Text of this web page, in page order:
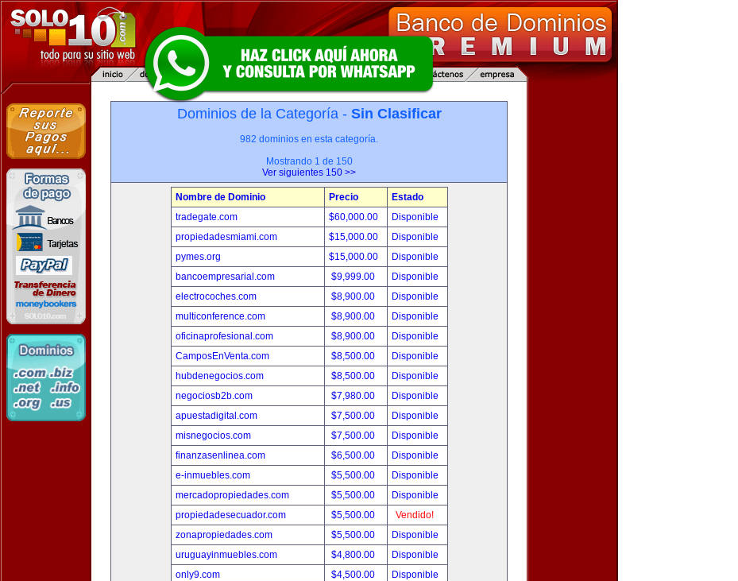
Dominios de la Categoría - Sin Clasificar
982 dominios en esta categoría.
Mostrando 1 de 150
Ver siguientes 150 >>
Nombre de Dominio Precio
Estado
tradegate.com
$60,000.00
Disponible
propiedadesmiami.com
$15,000.00
Disponible
pymes.org
$15,000.00
Disponible
bancoempresarial.com
$9,999.00
Disponible
electrocoches.com
$8,900.00
Disponible
multiconference.com
$8,900.00
Disponible
oficinaprofesional.com
$8,900.00
Disponible
CamposEnVenta.com
$8,500.00
Disponible
hubdenegocios.com
$8,500.00
Disponible
negociosb2b.com
$7,980.00
Disponible
apuestadigital.com
$7,500.00
Disponible
misnegocios.com
$7,500.00
Disponible
finanzasenlinea.com
$6,500.00
Disponible
e-inmuebles.com
$5,500.00
Disponible
mercadopropiedades.com
$5,500.00
Disponible
propiedadesecuador.com
$5,500.00
Vendido!
zonapropiedades.com
$5,500.00
Disponible
uruguayinmuebles.com
$4,800.00
Disponible
only9.com
$4,500.00
Disponible